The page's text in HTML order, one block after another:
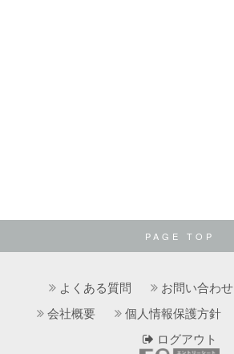
PAGE TOP
よくある質問 お問い合わせ
会社概要
個人情報保護方針
ログアウト